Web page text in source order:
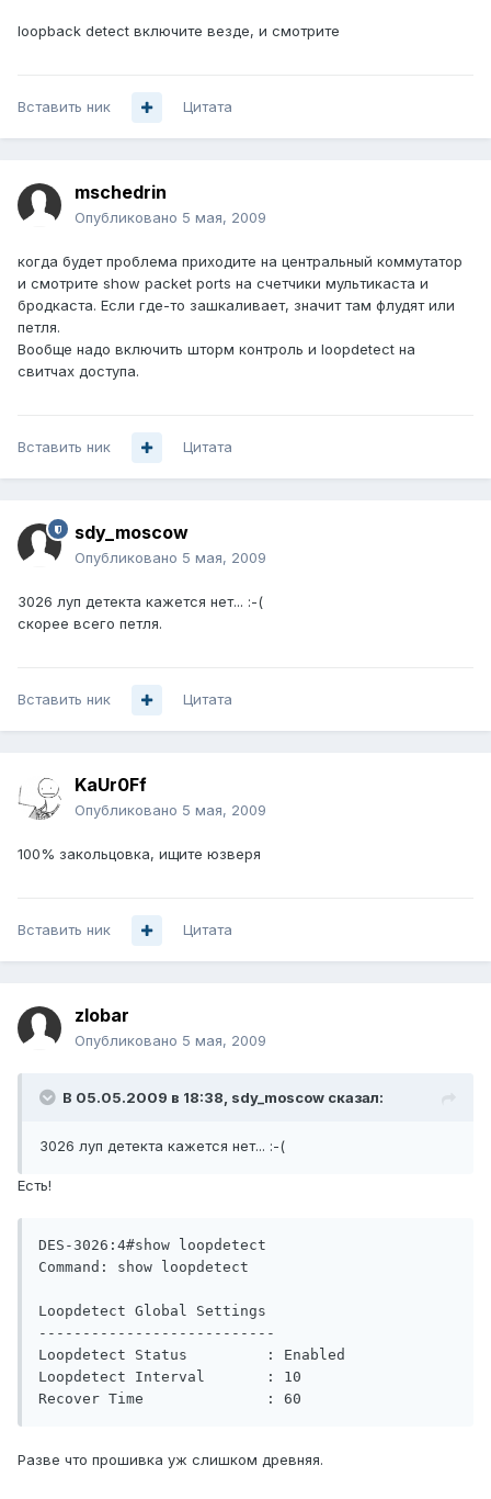
loopback detect включите везде, и смотрите
Вставить ник Цитата
mschedrin
Опубликовано 5 мая, 2009
когда будет проблема приходите на центральный коммутатор
и смотрите show packet ports на счетчики мультикаста и
бродкаста. Если где-то зашкаливает, значит там флудят или
петля.
Вообще надо включить шторм контроль и loopdetect на
свитчах доступа.
Вставить ник Цитата
sdy_moscow
Опубликовано 5 мая, 2009
3026 луп детекта кажется нет... :-(
скорее всего петля.
Вставить ник Цитата
KaUr0Ff
Опубликовано 5 мая, 2009
100% закольцовка, ищите юзверя
Вставить ник Цитата
zlobar
Опубликовано 5 мая, 2009
В 05.05.2009 в 18:38, sdy_moscow сказал:
3026 луп детекта кажется нет... :-(
Есть!
DES-3026:4#show loopdetect
Command: show loopdetect
Loopdetect Global Settings
---------------------------
Loopdetect Status         : Enabled
Loopdetect Interval       : 10
Recover Time              : 60
Разве что прошивка уж слишком древняя.